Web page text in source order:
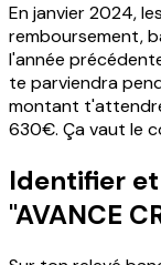
En janvier 2024,
remboursement,
l'année
te parviendra
montant
630€. Ça vaut le
Identifier
"AVANCE